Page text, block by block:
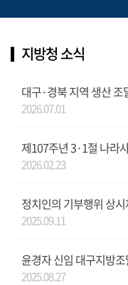
지방청 소식
대구·경북 지역 생산
2026.07.01
제107주년 3·1절 나라
2026.02.23
정치인의 기부행위 상
2025.09.11
윤경자 신임 대구지방
2025.08.27